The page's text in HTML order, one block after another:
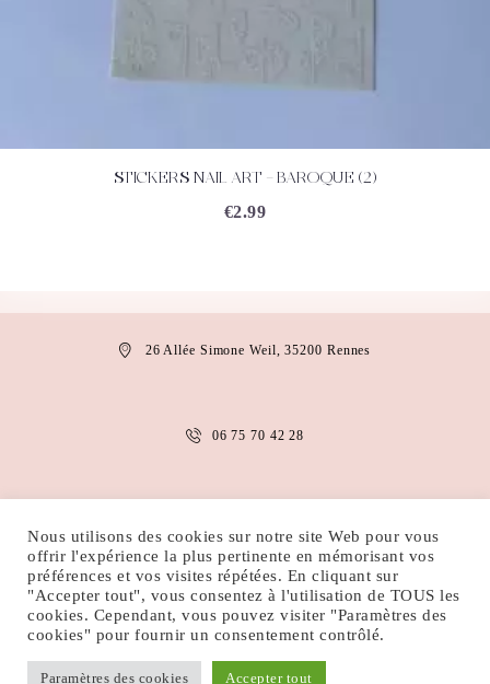
ACHETEZ DÉTAILS
STICKERS NAIL ART – BAROQUE (2)
€2.99
26 Allée Simone Weil, 35200 Rennes
06 75 70 42 28
MENTIONS LÉGALES CONDITIONS D’UTILISATION
POLITIQUE DE COOKIES POLITIQUE DE CONFIDENTIALITÉ
Nous utilisons des cookies sur notre site Web pour vous
offrir l'expérience la plus pertinente en mémorisant vos
préférences et vos visites répétées. En cliquant sur
"Accepter tout", vous consentez à l'utilisation de TOUS les
cookies. Cependant, vous pouvez visiter "Paramètres des
cookies" pour fournir un consentement contrôlé.
Paramètres des cookies Accepter tout